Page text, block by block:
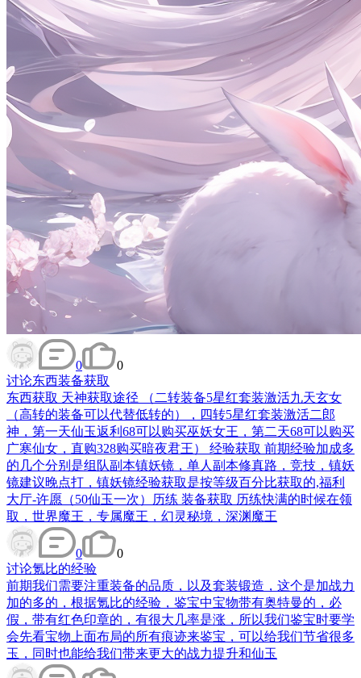
0
0
讨论东西装备获取
东西获取 天神获取途径 （二转装备5星红套装激活九天玄女
（高转的装备可以代替低转的），四转5星红套装激活二郎
神，第一天仙玉返利68可以购买巫妖女王，第二天68可以购买
广寒仙女，直购328购买暗夜君王） 经验获取 前期经验加成多
的几个分别是组队副本镇妖镜，单人副本修真路，竞技，镇妖
镜建议晚点打，镇妖镜经验获取是按等级百分比获取的,福利
大厅-许愿（50仙玉一次）历练 装备获取 历练快满的时候在领
取，世界魔王，专属魔王，幻灵秘境，深渊魔王
0
0
讨论氪比的经验
前期我们需要注重装备的品质，以及套装锻造，这个是加战力
加的多的，根据氪比的经验，鉴宝中宝物带有奥特曼的，必
假，带有红色印章的，有很大几率是涨，所以我们鉴宝时要学
会先看宝物上面布局的所有痕迹来鉴宝，可以给我们节省很多
玉，同时也能给我们带来更大的战力提升和仙玉